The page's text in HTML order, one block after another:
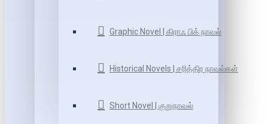
Graphic Novel | கிராஃ பிக் நாவல்
Historical Novels | சரித்திர நாவல்கள்
Short Novel | குறுநாவல்